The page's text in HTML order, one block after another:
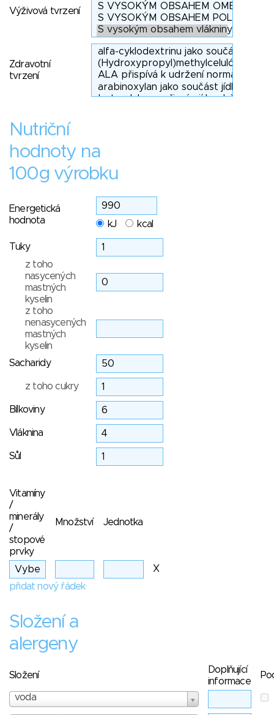
Výživová tvrzení
Zdravotní
tvrzení
Nutriční
hodnoty na
100g výrobku
Energetická
hodnota
kJ kcal
Tuky
z toho
nasycených
mastných
kyselin
z toho
nenasycených
mastných
kyselin
Sacharidy
z toho cukry
Bílkoviny
Vláknina
Sůl
Vitamíny
/
minerály
/
stopové
prvky
Množství Jednotka
X
přidat nový řádek
Složení a
alergeny
Složení
Doplňující
informace
voda